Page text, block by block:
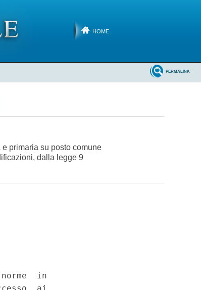
HOME
PERMALINK
primaria su posto comune
dalla legge 9